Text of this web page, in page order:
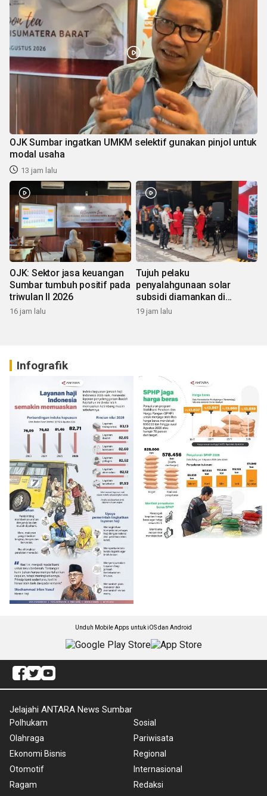
OJK Sumbar ingatkan UMKM selektif gunakan pinjol untuk
modal usaha
13 jam lalu
OJK: Sektor jasa keuangan
Sumbar tumbuh positif pada
triwulan II 2026
16 jam lalu
Tujuh pelaku
penyalahgunaan solar
subsidi diamankan di
Sumbar
19 jam lalu
Infografik
Unduh Mobile Apps untuk iOS dan Android
Jelajahi ANTARA News Sumbar
Polhukam
Olahraga
Ekonomi Bisnis
Otomotif
Ragam
Sosial
Pariwisata
Regional
Internasional
Redaksi